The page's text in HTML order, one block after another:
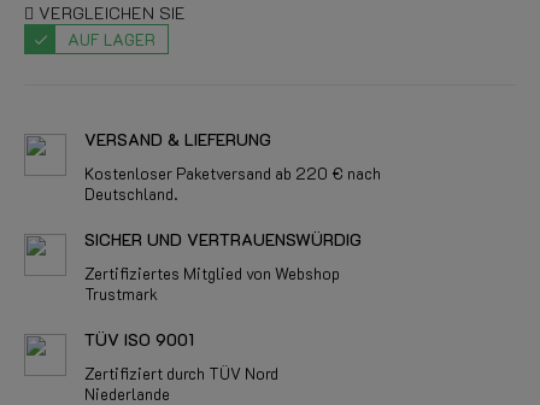
VERGLEICHEN SIE
AUF LAGER
VERSAND & LIEFERUNG
Kostenloser Paketversand ab 220 € nach
Deutschland.
SICHER UND VERTRAUENSWÜRDIG
Zertifiziertes Mitglied von Webshop
Trustmark
TÜV ISO 9001
Zertifiziert durch TÜV Nord
Niederlande